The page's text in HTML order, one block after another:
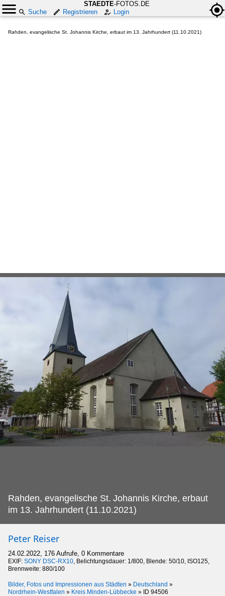
STAEDTE-FOTOS.DE
Suche
Registrieren Login
Rahden, evangelische St. Johannis Kirche, erbaut im 13. Jahrhundert (11.10.2021)
Rahden, evangelische St. Johannis Kirche, erbaut
im 13. Jahrhundert (11.10.2021)
Peter Reiser
24.02.2022, 176 Aufrufe, 0 Kommentare
EXIF: SONY DSC-RX10, Belichtungsdauer: 1/800, Blende: 50/10, ISO125,
Brennweite: 880/100
Bilder, Fotos und Impressionen aus Städten » Deutschland »
Nordrhein-Westfalen » Kreis Minden-Lübbecke » ID 94506